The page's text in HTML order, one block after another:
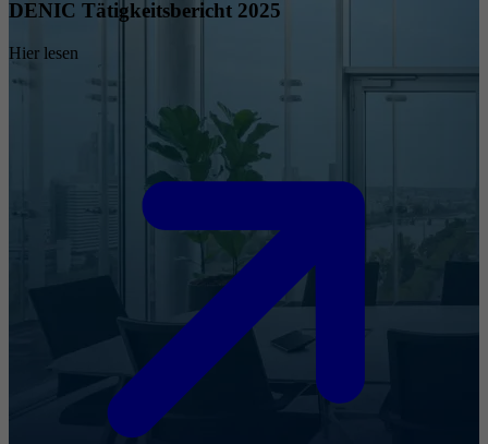
DENIC Tätigkeitsbericht 2025
Hier lesen